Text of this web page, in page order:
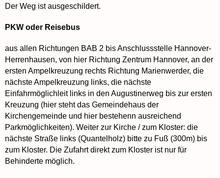
Der Weg ist ausgeschildert.
PKW oder Reisebus
aus allen Richtungen BAB 2 bis Anschlussstelle Hannover-
Herrenhausen, von hier Richtung Zentrum Hannover, an der
ersten Ampelkreuzung rechts Richtung Marienwerder, die
nächste Ampelkreuzung links, die nächste
Einfahrmöglichleit links in den Augustinerweg bis zur ersten
Kreuzung (hier steht das Gemeindehaus der
Kirchengemeinde und hier bestehenn ausreichend
Parkmöglichkeiten). Weiter zur Kirche / zum Kloster: die
nächste Straße links (Quantelholz) bitte zu Fuß (300m) bis
zum Kloster. Die Zufahrt direkt zum Kloster ist nur für
Behinderte möglich.